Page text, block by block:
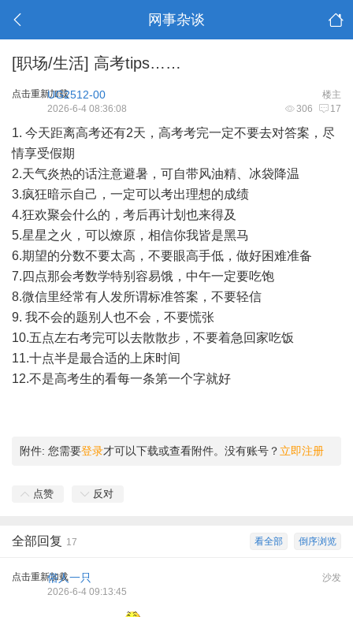
网事杂谈
[职场/生活] 高考tips……
点击重新加载 楼主
UG2512-00
306 17
2026-6-4 08:36:08
1. 今天距离高考还有2天，高考考完一定不要去对答案，尽
情享受假期
2.天气炎热的话注意避暑，可自带风油精、冰袋降温
3.疯狂暗示自己，一定可以考出理想的成绩
4.狂欢聚会什么的，考后再计划也来得及
5.星星之火，可以燎原，相信你我皆是黑马
6.期望的分数不要太高，不要眼高手低，做好困难准备
7.四点那会考数学特别容易饿，中午一定要吃饱
8.微信里经常有人发所谓标准答案，不要轻信
9. 我不会的题别人也不会，不要慌张
10.五点左右考完可以去散散步，不要着急回家吃饭
11.十点半是最合适的上床时间
12.不是高考生的看每一条第一个字就好
附件: 您需要登录才可以下载或查看附件。没有账号？ 立即注册
点赞 反对
倒序浏览
看全部
全部回复 17
点击重新加载 沙发
俗人一只
2026-6-4 09:13:45